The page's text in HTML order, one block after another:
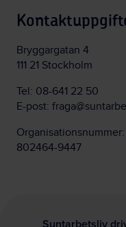
Bryggargatan 4
111 21 Stockholm
Tel: 08-641 22 50
E-post:
Organisationsnummer:
802464-9447
Suntarbetsliv